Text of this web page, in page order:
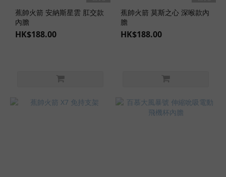
蕉帥火箭 安納斯星雲 肛交款
內膽
HK$188.00
蕉帥火箭 莫斯之心 深喉款內
膽
HK$188.00